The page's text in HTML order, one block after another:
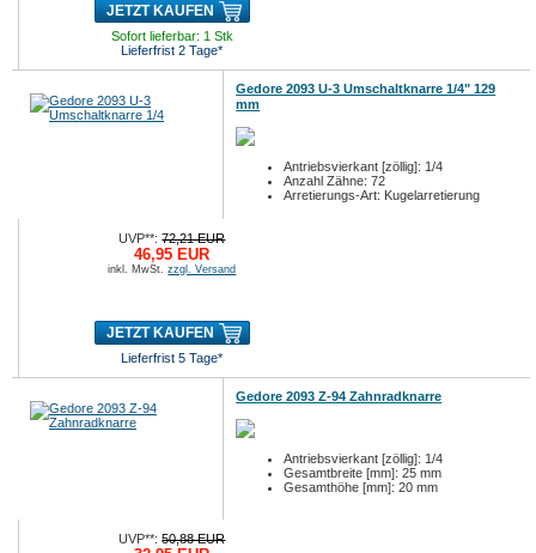
JETZT KAUFEN
Sofort lieferbar: 1 Stk
Lieferfrist 2 Tage*
Gedore 2093 U-3 Umschaltknarre 1/4" 129
mm
Antriebsvierkant [zöllig]: 1/4
Anzahl Zähne: 72
Arretierungs-Art: Kugelarretierung
UVP**:72,21 EUR
46,95 EUR
inkl. MwSt.zzgl. Versand
JETZT KAUFEN
Lieferfrist 5 Tage*
Gedore 2093 Z-94 Zahnradknarre
Antriebsvierkant [zöllig]: 1/4
Gesamtbreite [mm]: 25 mm
Gesamthöhe [mm]: 20 mm
UVP**:50,88 EUR